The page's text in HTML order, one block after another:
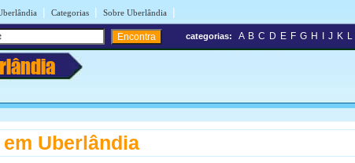
| Categorias | Sobre Uberlândia |
categorias: A B C D E F G H J K L
Uberlândia